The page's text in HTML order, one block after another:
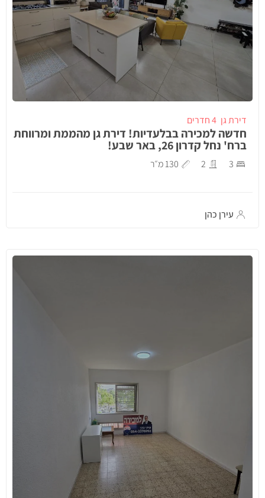
דירת גן 4 חדרים
חדשה למכירה בבלעדיות! דירת גן מהממת ומרווחת
ברח' נחל קדרון 26, באר שבע!
3
2 130 מ״ר
עירן כהן